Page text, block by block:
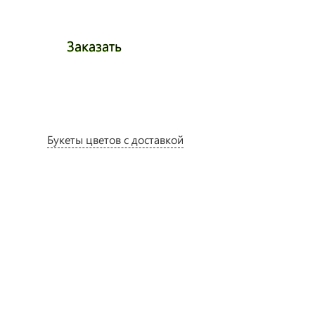
Заказать
Букеты цветов с доставкой